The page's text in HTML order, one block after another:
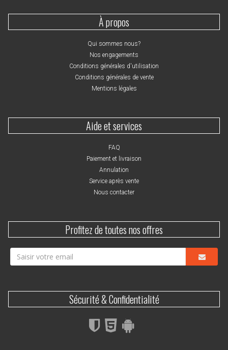
À propos
Qui sommes nous?
Nos engagements
Conditions générales d'utilisation
Conditions générales de vente
Mentions légales
Aide et services
FAQ
Paiement et livraison
Annulation
Service après vente
Nous contacter
Profitez de toutes nos offres
Sécurité & Confidentialité